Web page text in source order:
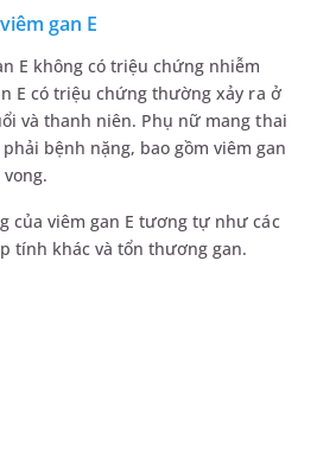
gan E
E không có triệu chứng nhiễm
E có triệu chứng thường xảy ra ở
và thanh niên. Phụ nữ mang thai
bệnh nặng, bao gồm viêm gan
của viêm gan E tương tự như các
tính khác và tổn thương gan.